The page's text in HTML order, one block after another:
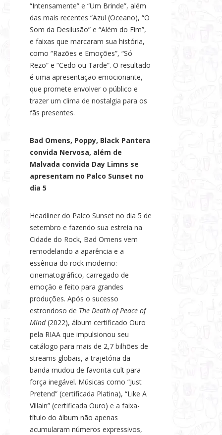
“Intensamente” e “Um Brinde”, além
das mais recentes “Azul (Oceano), “O
Som da Desilusão” e “Além do Fim”,
e faixas que marcaram sua história,
como “Razões e Emoções”, “Só
Rezo” e “Cedo ou Tarde”. O resultado
é uma apresentação emocionante,
que promete envolver o público e
trazer um clima de nostalgia para os
fãs presentes.
Bad Omens, Poppy, Black Pantera
convida Nervosa, além de
Malvada convida Day Limns se
apresentam no Palco Sunset no
dia 5
Headliner do Palco Sunset no dia 5 de
setembro e fazendo sua estreia na
Cidade do Rock, Bad Omens vem
remodelando a aparência e a
essência do rock moderno:
cinematográfico, carregado de
emoção e feito para grandes
produções. Após o sucesso
estrondoso de The Death of Peace of
Mind(2022), álbum certificado Ouro
pela RIAA que impulsionou seu
catálogo para mais de 2,7 bilhões de
streams globais, a trajetória da
banda mudou de favorita cult para
força inegável. Músicas como “Just
Pretend” (certificada Platina), “Like A
Villain” (certificada Ouro) e a faixa-
título do álbum não apenas
acumularam números expressivos,